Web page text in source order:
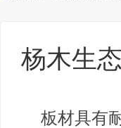
杨木生
板材具有